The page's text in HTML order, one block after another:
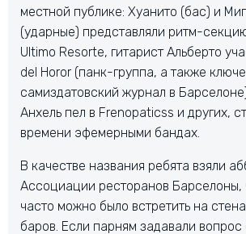
местной публике: Хуанито (бас) и
(ударные) представляли ритм-
Ultimo Resorte, гитарист Альберто
del Horor (панк-группа, а также
самиздатовский журнал в
Анхель пел в Frenopaticss и других,
времени эфемерными бандах.
В качестве названия ребята взяли
Ассоциации ресторанов Барселоны,
часто можно было встретить на
баров. Если парням задавали вопрос